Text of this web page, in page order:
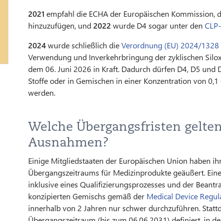
2021 empfahl die ECHA der Europäischen Kommission,
hinzuzufügen, und2022 wurde D4 sogar unter den
2024wurde schließlich dieVerordnung (EU) 2024/1328
Verwendung und Inverkehrbringung der zyklischen
dem 06. Juni 2026 in Kraft. Dadurch dürfen D4, D5 und
Stoffe oder in Gemischen in einer Konzentration von
werden.
Welche Übergangsfristen
Ausnahmen?
Einige Mitgliedstaaten der Europäischen Union haben
Übergangszeitraums für Medizinprodukte geäußert.
inklusive eines Qualifizierungsprozesses und der
konzipierten Gemischs gemäß der Medical Device
innerhalb von 2 Jahren nur schwer durchzuführen.